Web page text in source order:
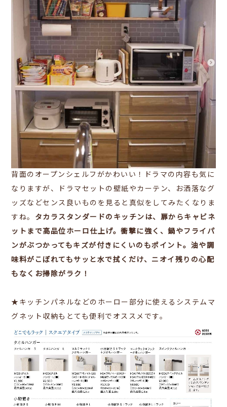
背面のオープンシェルフがかわいい！ドラマの内容も気に
なりますが、ドラマセットの壁紙やカーテン、お洒落なグ
ッズなどセンス良いものを見ると真似をしてみたくなりま
すね。 タカラスタンダードのキッチンは、扉からキャビネ
ットまで高品位ホーロ仕上げ。衝撃に強く、鍋やフライパ
ンがぶつかってもキズが付きにくいのもポイント。油や調
味料がこぼれてもサッと水で拭くだけ、ニオイ残りの心配
もなくお掃除がラク！
★キッチンパネルなどのホーロー部分に使えるシステムマ
グネット収納もとても便利でオススメです。